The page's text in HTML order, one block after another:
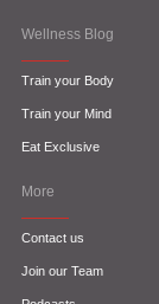
Wellness Blog
Train your Body
Train your Mind
Eat Exclusive
More
Contact us
Join our Team